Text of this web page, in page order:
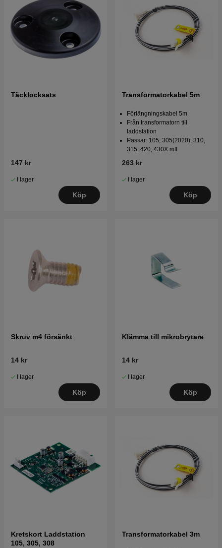
Täcklocksats
147 kr
I lager
Köp
Transformatorkabel 5m
Förlängningskabel 5m
Från transformatorn till
laddstation
Passar: 105, 305(2020), 310,
315, 420, 430X mfl
263 kr
I lager
Köp
Skruv m4 försänkt
14 kr
I lager
Köp
Klämma till mikrobrytare
14 kr
I lager
Köp
Kretskort Laddstation
105, 305, 308
Transformatorkabel 3m